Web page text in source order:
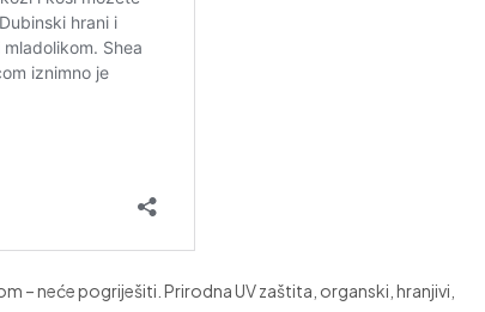
– neće pogriješiti. Prirodna UV zaštita, organski, hranjivi,